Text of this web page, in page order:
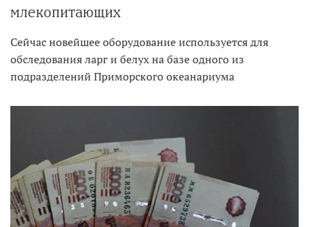
млекопитающих
Сейчас новейшее оборудование используется для
обследования ларг и белух на базе одного из
подразделений Приморского океанариума